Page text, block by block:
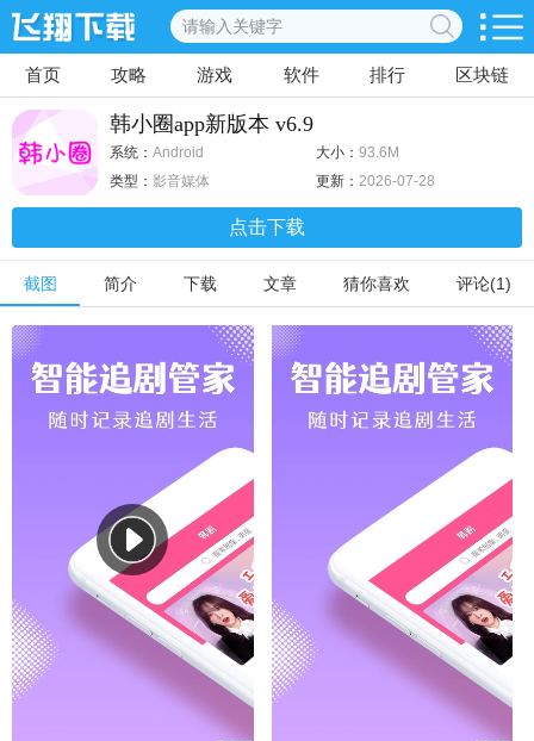
首页 攻略 游戏 软件 排行 区块链
韩小圈app新版本 v6.9
系统： Android 大小： 93.6M
类型： 影音媒体 更新： 2026-07-28
点击下载
截图 简介 下载 文章 猜你喜欢 评论(1)